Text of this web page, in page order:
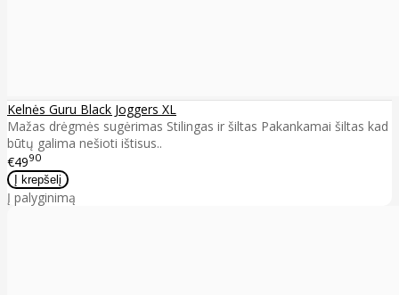
Kelnės Guru Black Joggers XL
Mažas drėgmės sugėrimas Stilingas ir šiltas Pakankamai šiltas kad
būtų galima nešioti ištisus..
€4990
Į palyginimą